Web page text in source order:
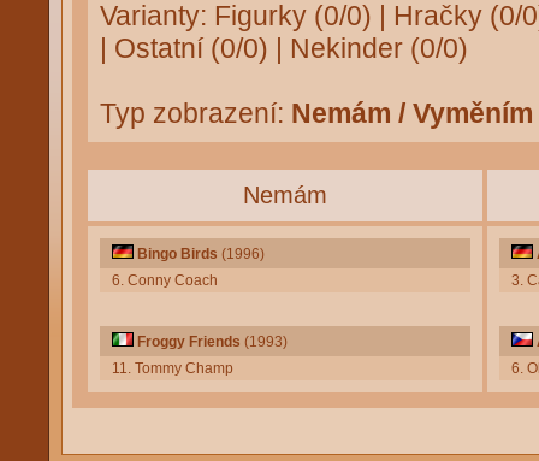
Varianty: Figurky (0/0) | Hračky (0/
| Ostatní (0/0) | Nekinder (0/0)
Typ zobrazení: Nemám / Vyměním
Nemám
Bingo Birds (1996)
6. Conny Coach
Froggy Friends (1993)
11. Tommy Champ
3.
6.